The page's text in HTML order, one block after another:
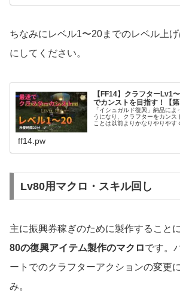
ちなみにレベル1〜20までのレベル上
にしてください。
【FF14】クラフターLv1
でカンストを目指す！【第
「イシュガルド復興」納品に
うになり、クラフターをカン
ことは以前よりかなりやりやす
ff14.pw
Lv80用マクロ・スキル回し
主に振興券稼ぎのために製作することに
80の復興アイテム製作のマクロです。
ートでのクラフターアクションの変更
み。